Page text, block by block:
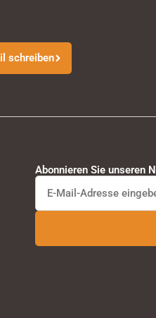
schreiben
Abonnieren Sie unseren